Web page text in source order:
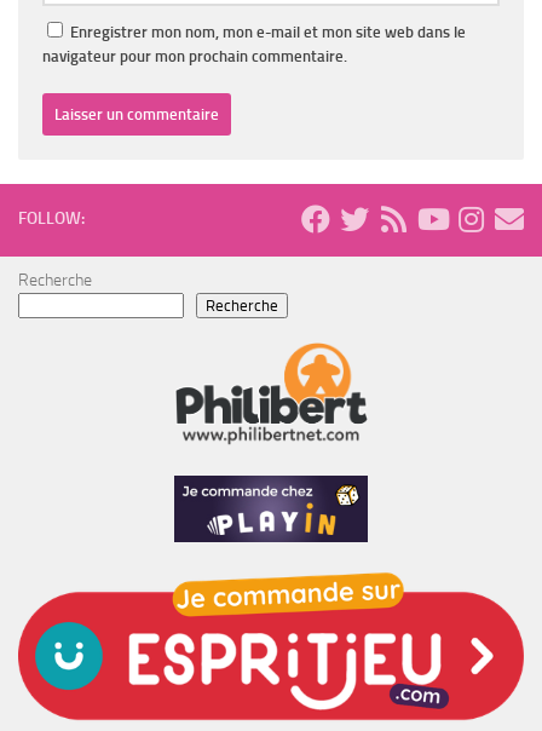
Enregistrer mon nom, mon e-mail et mon site web dans le
navigateur pour mon prochain commentaire.
FOLLOW:
Recherche
Recherche